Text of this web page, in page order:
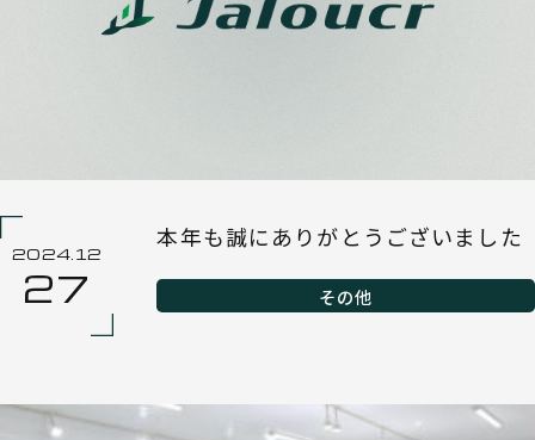
2024.12
27
本年も誠にありがとうございました
その他